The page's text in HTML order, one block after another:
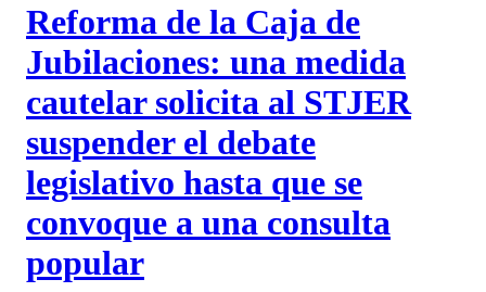
Reforma de la Caja de
Jubilaciones: una medida
cautelar solicita al STJER
suspender el debate
legislativo hasta que se
convoque a una consulta
popular